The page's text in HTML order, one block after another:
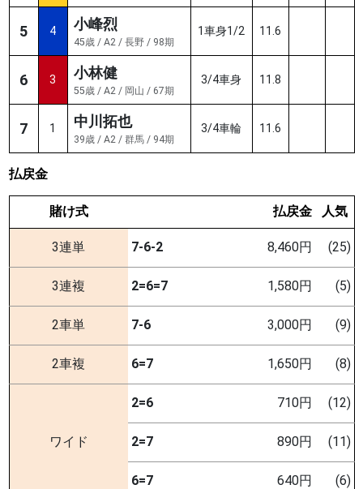
5 4 小峰烈
45歳 / A2 / 長野 / 98期
1車身1/2 11.6
6 3 小林健
55歳 / A2 / 岡山 / 67期
3/4車身 11.8
7 1 中川拓也
39歳 / A2 / 群馬 / 94期
3/4車輪 11.6
払戻金
賭け式 払戻金 人気
3連単 7-6-2 8,460円 (25)
3連複 2=6=7 1,580円 (5)
2車単 7-6 3,000円 (9)
2車複 6=7 1,650円 (8)
ワイド
2=6 710円 (12)
2=7 890円 (11)
6=7 640円 (6)